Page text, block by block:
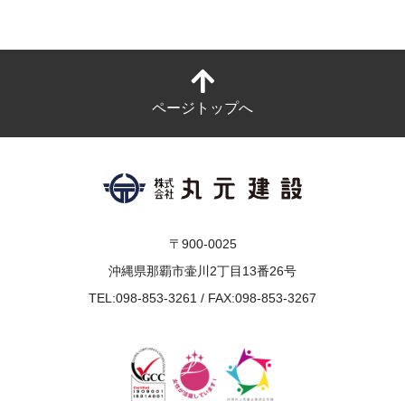
ページトップへ
〒900-0025
沖縄県那覇市壷川2丁目13番26号
TEL:098-853-3261 / FAX:098-853-3267